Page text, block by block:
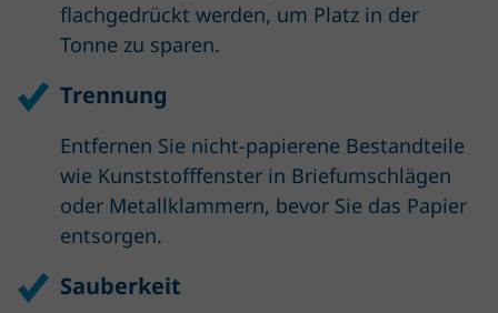
flachgedrückt werden, um Platz in der
Tonne zu sparen.
Trennung
Entfernen Sie nicht-papierene Bestandteile
wie Kunststoff­fenster in Brief­umschlägen
oder Metall­klammern, bevor Sie das Papier
entsorgen.
Sauberkeit